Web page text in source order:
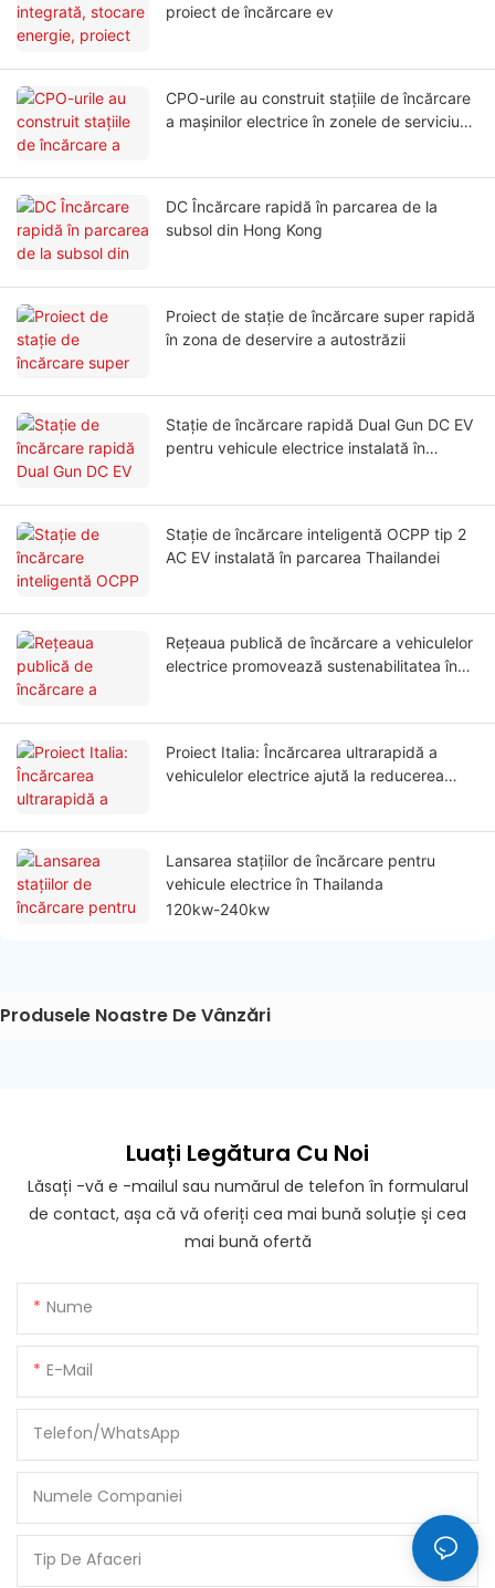
proiect de încărcare ev
CPO-urile au construit stațiile de încărcare
a mașinilor electrice în zonele de serviciu
DC Încărcare rapidă în parcarea de la
subsol din Hong Kong
Proiect de stație de încărcare super rapidă
în zona de deservire a autostrăzii
Stație de încărcare rapidă Dual Gun DC EV
pentru vehicule electrice instalată în
Stație de încărcare inteligentă OCPP tip 2
AC EV instalată în parcarea Thailandei
Rețeaua publică de încărcare a vehiculelor
electrice promovează sustenabilitatea în
Proiect Italia: Încărcarea ultrarapidă a
vehiculelor electrice ajută la reducerea
Lansarea stațiilor de încărcare pentru
vehicule electrice în Thailanda
120kw-240kw
Produsele Noastre De Vânzări
Luați Legătura Cu Noi
Lăsați -vă e -mailul sau numărul de telefon în formularul
de contact, așa că vă oferiți cea mai bună soluție și cea
mai bună ofertă
Nume
E-Mail
Telefon/WhatsApp
Numele Companiei
Tip De Afaceri